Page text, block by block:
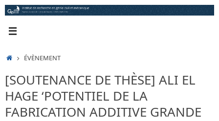
Passer
au
ACCUEIL
ÉVÈNEMENT
[SOUTENANCE DE THÈSE] ALI EL
HAGE ‘POTENTIEL DE LA
FABRICATION ADDITIVE GRANDE